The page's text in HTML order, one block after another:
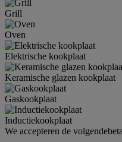
Grill
Oven
Elektrische kookplaat
Keramische glazen kookplaat
Gaskookplaat
Inductiekookplaat
We accepteren de